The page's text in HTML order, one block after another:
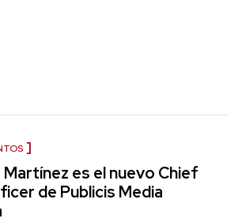
es el nuevo Chief
de Publicis Media